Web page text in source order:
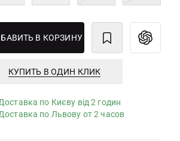
В КОРЗИНУ
КУПИТЬ В ОДИН КЛИК
по Києву від 2 годин
по Львову от 2 часов